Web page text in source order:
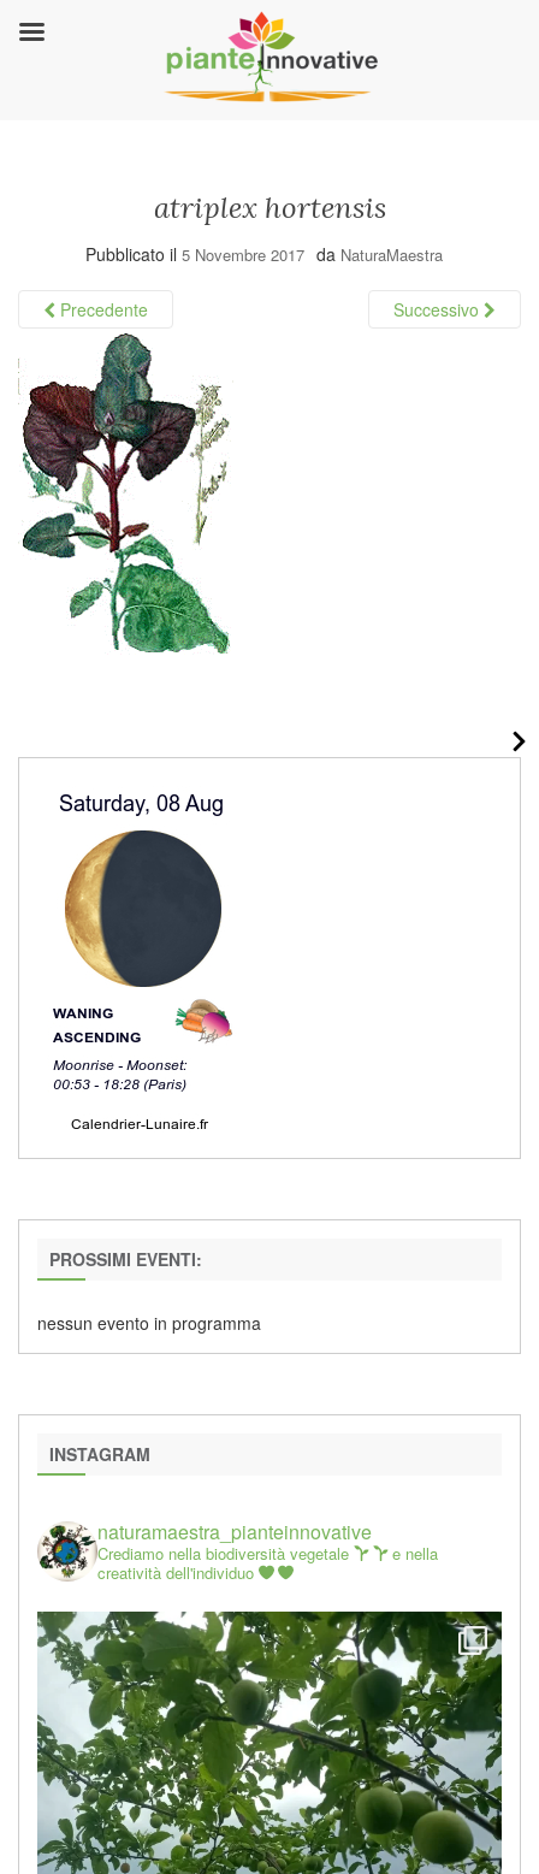
atriplex hortensis
Pubblicato il 5 Novembre 2017 da NaturaMaestra
Precedente Successivo
PROSSIMI EVENTI:
nessun evento in programma
INSTAGRAM
naturamaestra_pianteinnovative
Crediamo nella biodiversità vegetale
e nella
creatività dell'individuo